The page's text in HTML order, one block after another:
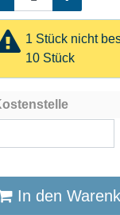
1 Stück nicht
10 Stück
In den